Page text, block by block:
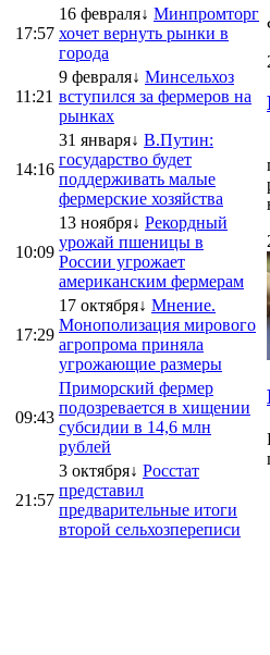
17:57
16 февраля↓ Минпромторг
хочет вернуть рынки в
города
11:21
9 февраля↓ Минсельхоз
вступился за фермеров на
рынках
14:16
31 января↓ В.Путин:
государство будет
поддерживать малые
фермерские хозяйства
10:09
13 ноября↓ Рекордный
урожай пшеницы в
России угрожает
американским фермерам
17:29
17 октября↓ Мнение.
Монополизация мирового
агропрома приняла
угрожающие размеры
09:43
Приморский фермер
подозревается в хищении
субсидии в 14,6 млн
рублей
21:57
3 октября↓ Росстат
представил
предварительные итоги
второй сельхозпереписи